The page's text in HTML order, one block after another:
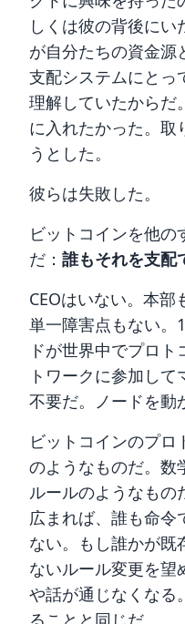
しくは彼の背後に
が自分たちの資金源
支配システムにとっ
理解していたからだ
に入れたかった。取
うとした。
彼らは失敗した。
ビットコインを他
だ： 誰もそれを支配
CEOはいない。本部
単一障害点もない。
ドが世界中でプロ
トワークに参加し
不要だ。ノードを動
ビットコインのプ
のようなものだ。数
ルールのようなもの
広まれば、誰も命令
ない。もし誰かが既
ないルール変更を望
や話が通じなくなる
ることと同じだ。